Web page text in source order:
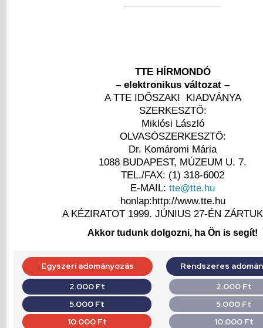
TTE HÍRMONDÓ
– elektronikus változat –
A TTE IDŐSZAKI KIADVÁNYA
SZERKESZTŐ:
Miklósi László
OLVASÓSZERKESZTŐ:
Dr. Komáromi Mária
1088 BUDAPEST, MÚZEUM U. 7.
TEL./FAX: (1) 318-6002
E-MAIL: tte@tte.hu
honlap:http://www.tte.hu
A KÉZIRATOT 1999. JÚNIUS 27-ÉN
Akkor tudunk dolgozni, ha Ön is segít!